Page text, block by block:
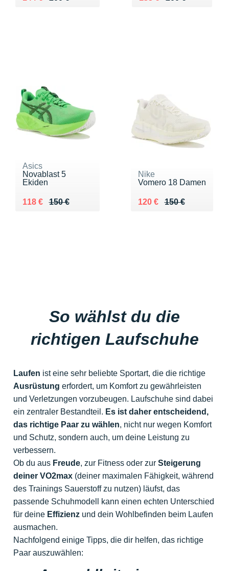
Asics
Novablast 5
Ekiden
150 €
Au lieu de 150 €
118 €
Vendu 118 €
Nike
Vomero 18 Damen
150 €
Au lieu de 150 €
120 €
Vendu 120 €
So wählst du die
richtigen Laufschuhe
Laufen ist eine sehr beliebte Sportart, die die richtige
Ausrüstung erfordert, um Komfort zu gewährleisten
und Verletzungen vorzubeugen. Laufschuhe sind dabei
ein zentraler Bestandteil. Es ist daher entscheidend,
das richtige Paar zu wählen, nicht nur wegen Komfort
und Schutz, sondern auch, um deine Leistung zu
verbessern.
Ob du aus Freude, zur Fitness oder zur Steigerung
deiner VO2max (deiner maximalen Fähigkeit, während
des Trainings Sauerstoff zu nutzen) läufst, das
passende Schuhmodell kann einen echten Unterschied
für deine Effizienz und dein Wohlbefinden beim Laufen
ausmachen.
Nachfolgend einige Tipps, die dir helfen, das richtige
Paar auszuwählen: